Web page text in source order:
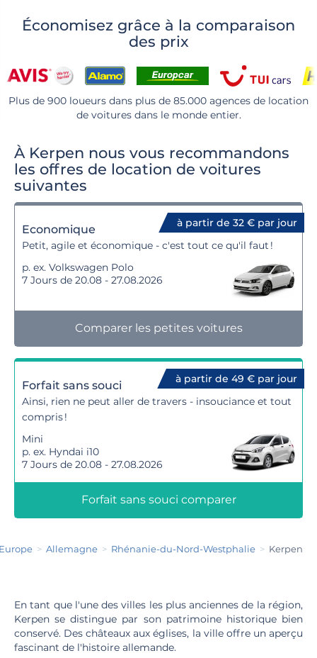
Économisez grâce à la comparaison
des prix
Plus de 900 loueurs dans plus de 85.000 agences de location
de voitures dans le monde entier.
À Kerpen nous vous recommandons
les offres de location de voitures
suivantes
à partir de 32 € par jour
Economique
Petit, agile et économique - c'est tout ce qu'il faut !
p. ex. Volkswagen Polo
7 Jours de 20.08 - 27.08.2026
Comparer les petites voitures
à partir de 49 € par jour
Forfait sans souci
Ainsi, rien ne peut aller de travers - insouciance et tout
compris !
Mini
p. ex. Hyndai i10
7 Jours de 20.08 - 27.08.2026
Forfait sans souci comparer
Allemagne Rhénanie-du-Nord-Westphalie Kerpen
En tant que l'une des villes les plus anciennes de la région,
Kerpen se distingue par son patrimoine historique bien
conservé. Des châteaux aux églises, la ville offre un aperçu
fascinant de l'histoire allemande.